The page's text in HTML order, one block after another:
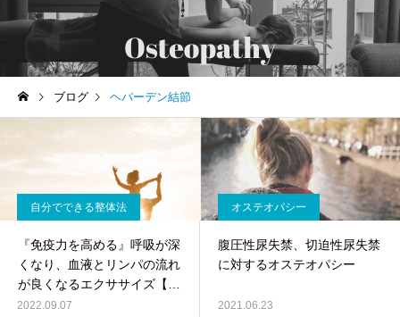
お知らせ
オステオパシー施術＠国立
施術記録
【症例紹介】活動量の
バネ指の痛み
ブログ ヘバーデン結節
自分でできる整体法
『免疫力を高める』呼吸が深
くなり、血液とリンパの流れ
が良くなるエクササイズ【エ
クササイズの方法 / ポイント
2022.09.07
オステオパシー
腹圧性尿失禁、切迫性尿失禁
に対するオステオパシー
2021.06.23